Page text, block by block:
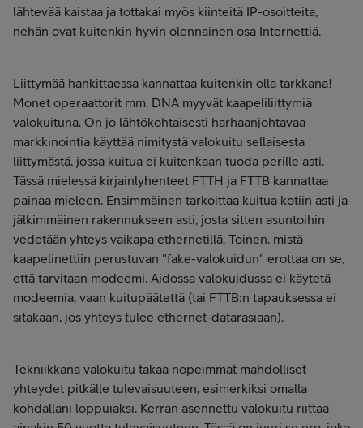
lähtevää kaistaa ja tottakai myös kiinteitä IP-osoitteita,
nehän ovat kuitenkin hyvin olennainen osa Internettiä.
Liittymää hankittaessa kannattaa kuitenkin olla tarkkana!
Monet operaattorit mm. DNA myyvät kaapeliliittymiä
valokuituna. On jo lähtökohtaisesti harhaanjohtavaa
markkinointia käyttää nimitystä valokuitu sellaisesta
liittymästä, jossa kuitua ei kuitenkaan tuoda perille asti.
Tässä mielessä kirjainlyhenteet FTTH ja FTTB kannattaa
painaa mieleen. Ensimmäinen tarkoittaa kuitua kotiin asti ja
jälkimmäinen rakennukseen asti, josta sitten asuntoihin
vedetään yhteys vaikapa ethernetillä. Toinen, mistä
kaapelinettiin perustuvan "fake-valokuidun" erottaa on se,
että tarvitaan modeemi. Aidossa valokuidussa ei käytetä
modeemia, vaan kuitupäätettä (tai FTTB:n tapauksessa ei
sitäkään, jos yhteys tulee ethernet-datarasiaan).
Tekniikkana valokuitu takaa nopeimmat mahdolliset
yhteydet pitkälle tulevaisuuteen, esimerkiksi omalla
kohdallani loppuiäksi. Kerran asennettu valokuitu riittää